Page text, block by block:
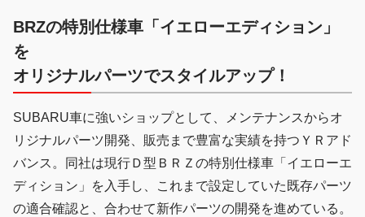
BRZの特別仕様車「イエローエディション」
を
オリジナルパーツでスタイルアップ！
SUBARU車に強いショップとして、メンテナンスからオ
リジナルパーツ開発、販売まで豊富な実績を持つＹＲアド
バンス。同社は現行Ｄ型ＢＲＺの特別仕様車「イエローエ
ディション」を入手し、これまで設定していた既存パーツ
の適合確認と、合わせて新作パーツの開発を進めている。